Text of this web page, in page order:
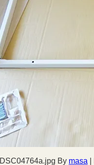
DSC04764a.jpg By masa